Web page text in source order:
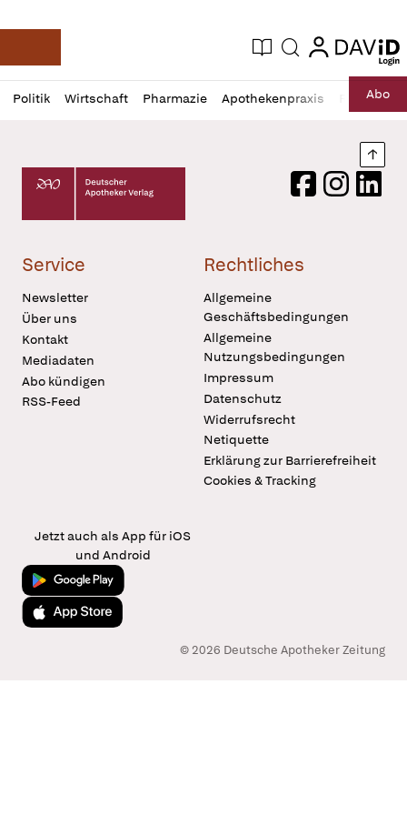
Deutsche Apotheker Zeitung
Aktuelle Ausgabe
Suche login
login
Politik Wirtschaft Pharmazie Apothekenpraxis RechtAbo
Profil
öffnen
Daz
Pur
Deutscher Apotheker Verlag Logo
FacebookInstagram
Service
Newsletter
Über uns
Kontakt
Mediadaten
Abo kündigen
RSS-Feed
Rechtliches
Allgemeine
Geschäftsbedingungen
Allgemeine
Nutzungsbedingungen
Impressum
Datenschutz
Widerrufsrecht
Netiquette
Erklärung zur Barrierefreiheit
Cookies & Tracking
Jetzt auch als App für iOS
und Android
Jetzt bei Google Play
Laden im App Store
© 2026 Deutsche Apotheker Zeitung